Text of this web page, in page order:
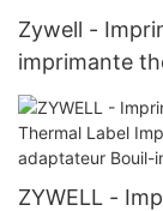
Zywell -
imprimante
domicile
Imprimante
ZYWELL -